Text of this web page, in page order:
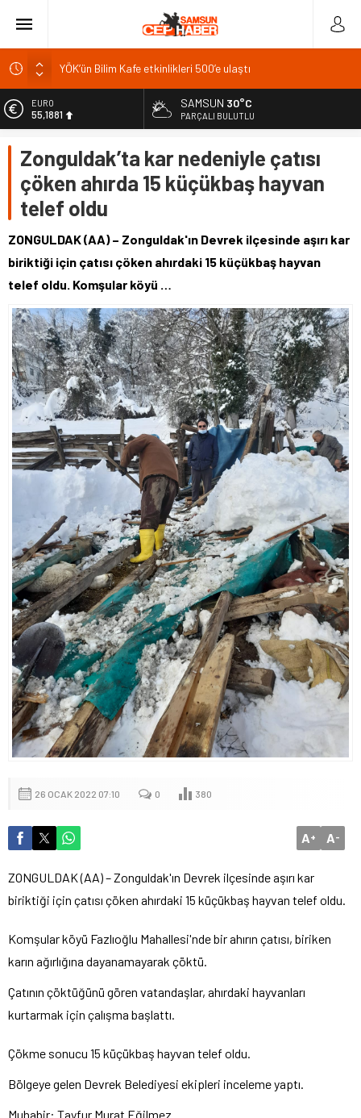
YÖK’ün Bilim Kafe etkinlikleri 500’e ulaştı
Arsuz’da yıllık 16 bin ton çipura ve levrek üretimi
X’te özgün içerik dönemi: 8 Eylül’de gelir sistemi değişiyor
Burdur Gölü çorak arazileri aromatik bitkilerle yeşerecek
EURO
55,1881
6.660,55
BİST
13.779,39
47,7111
SAMSUN 30°C
PARÇALI BULUTLU
Zonguldak’ta kar nedeniyle çatısı
çöken ahırda 15 küçükbaş hayvan
telef oldu
ZONGULDAK (AA) – Zonguldak'ın Devrek ilçesinde aşırı kar
biriktiği için çatısı çöken ahırdaki 15 küçükbaş hayvan
telef oldu. Komşular köyü …
26 OCAK 2022 07:10 0 380
A+ A-
ZONGULDAK (AA) – Zonguldak'ın Devrek ilçesinde aşırı kar
biriktiği için çatısı çöken ahırdaki 15 küçükbaş hayvan telef oldu.
Komşular köyü Fazlıoğlu Mahallesi'nde bir ahırın çatısı, biriken
karın ağırlığına dayanamayarak çöktü.
Çatının çöktüğünü gören vatandaşlar, ahırdaki hayvanları
kurtarmak için çalışma başlattı.
Çökme sonucu 15 küçükbaş hayvan telef oldu.
Bölgeye gelen Devrek Belediyesi ekipleri inceleme yaptı.
Muhabir: Tayfur Murat Eğilmez